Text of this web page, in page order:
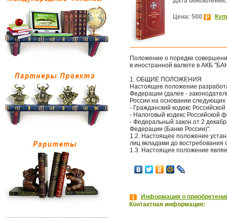
Цена: 500
Положение о порядке
в иностранной валюте в АКБ
1. ОБЩИЕ ПОЛОЖЕНИЯ
Настоящее положение
Федерации (далее -
России на основании следующих
- Гражданский кодекс
- Налоговый кодекс Российской
- Федеральный закон от 2
Федерации (Банке России)".
1.2. Настоящее положение
лиц вкладами до
1.3. Настоящее положение
Информация о
Контактная информация: